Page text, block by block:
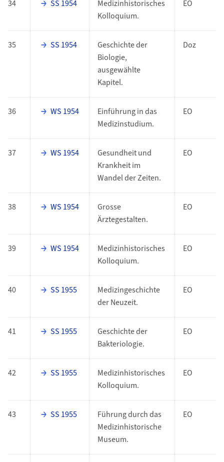
34 SS 1954
Medizinhistorisches
Kolloquium.
EO
35 SS 1954
Geschichte der
Biologie,
ausgewählte
Kapitel.
Doz
36 WS 1954
Einführung in das
Medizinstudium.
EO
37 WS 1954
Gesundheit und
Krankheit im
Wandel der Zeiten.
EO
38 WS 1954
Grosse
Ärztegestalten.
EO
39 WS 1954
Medizinhistorisches
Kolloquium.
EO
40 SS 1955
Medizingeschichte
der Neuzeit.
EO
41 SS 1955
Geschichte der
Bakteriologie.
EO
42 SS 1955
Medizinhistorisches
Kolloquium.
EO
43 SS 1955
Führung durch das
Medizinhistorische
Museum.
EO